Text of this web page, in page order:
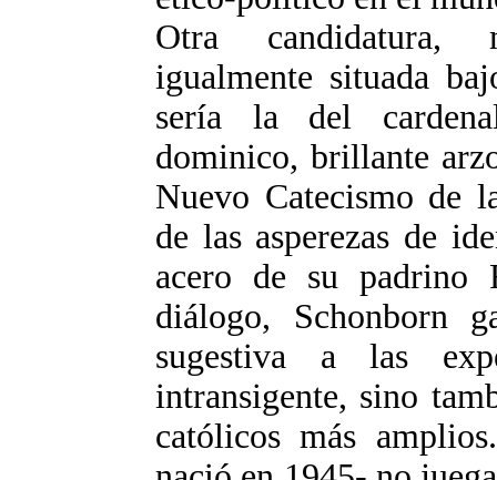
Otra candidatura,
igualmente situada
sería la del
dominico, brillante
Nuevo Catecismo de
de las asperezas de
acero de su padrino
diálogo, Schonborn
sugestiva a las
intransigente, sino
católicos más